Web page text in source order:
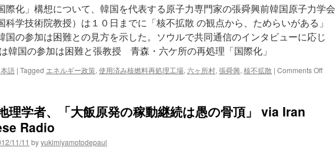
絆
離
婚・
絶
縁…
募
る
際化」構想について、韓国を代表する原子力専門家の張舜興前韓国原子力学会
科学技術院教授）は１０日までに「核不拡散 の観点から、ためらいがある」
国の参加は困難との見方を示した。ソウルで共同通信のインタビューに応じ
韓国の参加は困難と張教授 青森・六ケ所の再処理「国際化」
語 | Tagged エネルギー政策, 使用済み核燃料再処理工場, 六ヶ所村, 張舜興, 核不拡散 | Comments Offon
理学者、「大飯原発の稼動継続は愚の骨頂」 via Iran
Radio
11/11 byyukimiyamotodepaul